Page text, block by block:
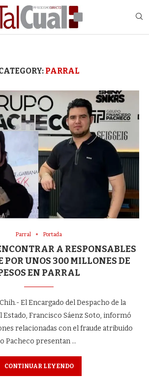
PARRAL
Parral Portada
A RESPONSABLES
POR UNOS 300 MILLONES DE
EN PARRAL
El Encargado del Despacho de la
Estado, Francisco Sáenz Soto, informó
relacionadas con el fraude atribuido
Pacheco presentan …
CONTINUAR LEYENDO